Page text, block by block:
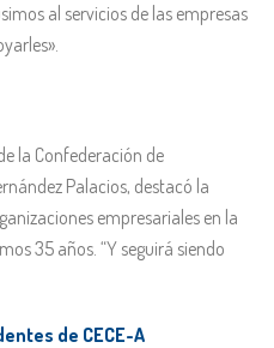
al servicios de las empresas
la Confederación de
Palacios, destacó la
empresariales en la
35 años. “Y seguirá siendo
de CECE-A